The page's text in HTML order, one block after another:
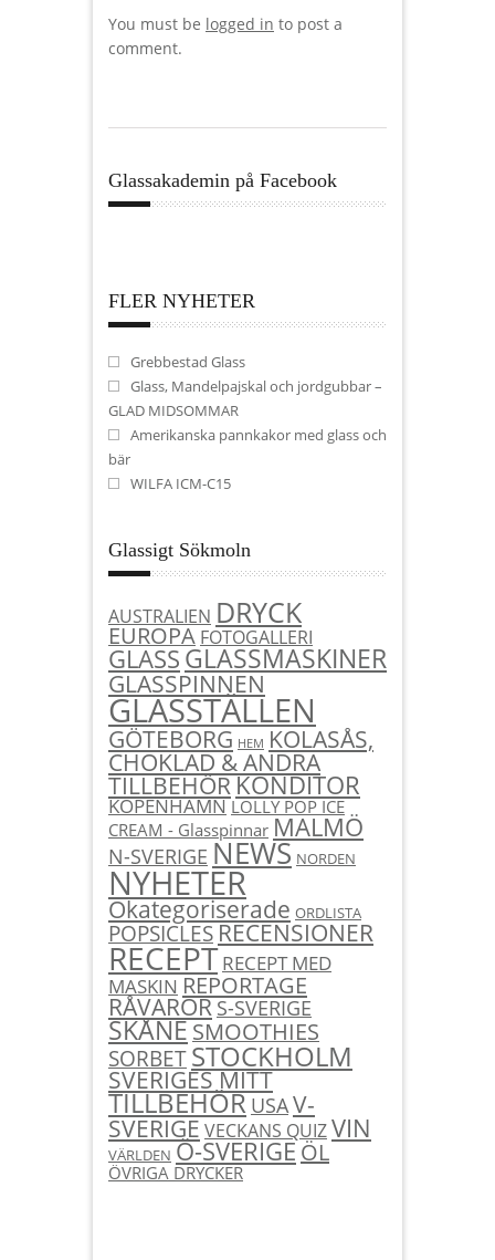
You must be logged in to post a
comment.
Glassakademin på Facebook
FLER NYHETER
Grebbestad Glass
Glass, Mandelpajskal och jordgubbar –
GLAD MIDSOMMAR
Amerikanska pannkakor med glass och
bär
WILFA ICM-C15
Glassigt Sökmoln
AUSTRALIEN DRYCK
EUROPA FOTOGALLERI
GLASSGLASSMASKINER
GLASSPINNEN
GLASSTÄLLEN
GÖTEBORG HEM KOLASÅS,
CHOKLAD & ANDRA
TILLBEHÖRKONDITOR
KÖPENHAMN LOLLY POP ICE
CREAM - Glasspinnar MALMÖ
N-SVERIGE NEWS NORDEN
NYHETER
Okategoriserade ORDLISTA
POPSICLESRECENSIONER
RECEPT RECEPT MED
MASKIN REPORTAGE
RÅVARORS-SVERIGE
SKÅNESMOOTHIES
SORBETSTOCKHOLM
SVERIGES MITT
TILLBEHÖR USAV-
SVERIGEVECKANS QUIZVIN
VÄRLDEN Ö-SVERIGEÖL
ÖVRIGA DRYCKER